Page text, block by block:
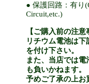
● 保護回路：有り
Circuit,etc.)
【ご購入前の注意
リチウム電池は
を付け下さい。
また、当店では
も負いかねます。
予めご了承の上お